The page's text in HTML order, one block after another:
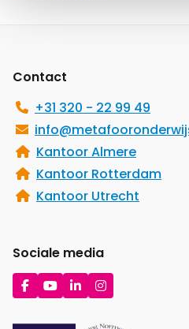
Contact
+31 320 - 22 99 49
Kantoor Almere
Kantoor Rotterdam
Kantoor Utrecht
Sociale media
Ga
naar
Facebook
Ga
naar
YouTube
Ga
naar
LinkedIn
Ga
naar
Instagram